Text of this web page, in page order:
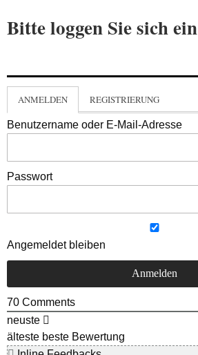
Bitte loggen Sie sich ein
ANMELDEN REGISTRIERUNG
Benutzername oder E-Mail-Adresse
Passwort
Angemeldet bleiben
70 Comments
neuste
älteste beste Bewertung